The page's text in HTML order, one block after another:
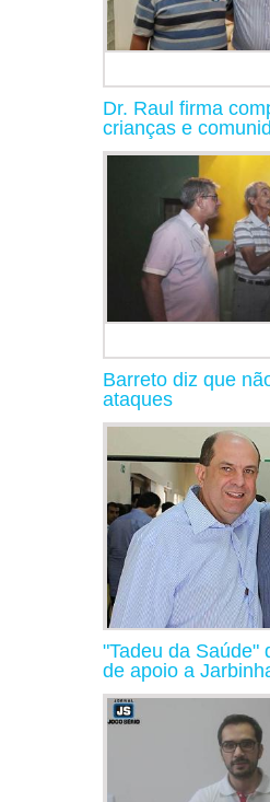
Dr. Raul firma
crianças e
Barreto diz que
ataques
"Tadeu da Saúde"
de apoio a